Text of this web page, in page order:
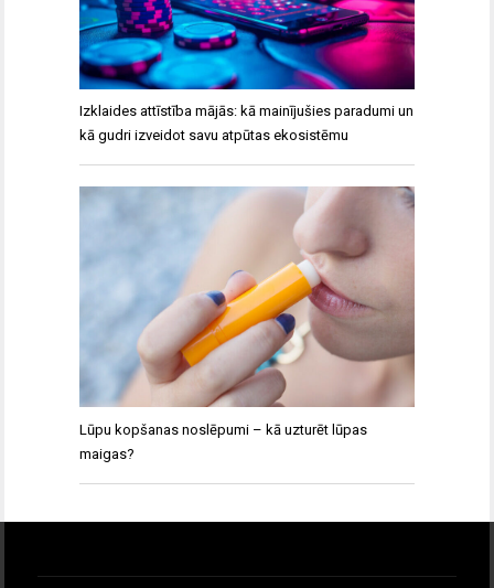
Izklaides attīstība mājās: kā mainījušies paradumi un
kā gudri izveidot savu atpūtas ekosistēmu
Lūpu kopšanas noslēpumi – kā uzturēt lūpas
maigas?